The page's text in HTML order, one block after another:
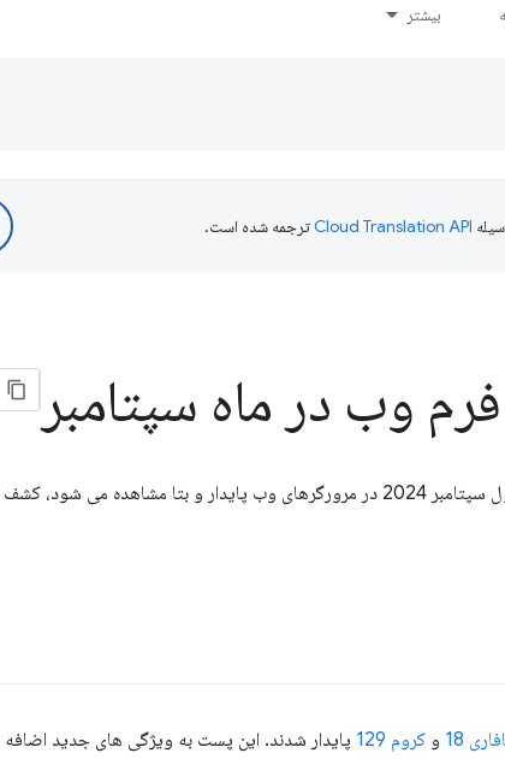
بیشتر
ترجمه شده است.
وب در ماه سپتامبر
می شود، کشف کنید.
18 و کروم 129 پایدار شدند. این پست به ویژگی های جدید